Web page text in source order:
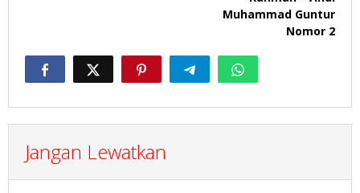
Muhammad Guntur
Nomor 2
Jangan Lewatkan